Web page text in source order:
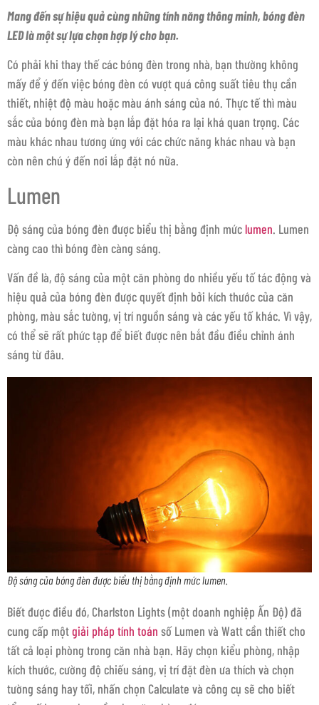
Mang đến sự hiệu quả cùng những tính năng thông minh, bóng đèn
LED là một sự lựa chọn hợp lý cho bạn.
Có phải khi thay thế các bóng đèn trong nhà, bạn thường không
mấy để ý đến việc bóng đèn có vượt quá công suất tiêu thụ cần
thiết, nhiệt độ màu hoặc màu ánh sáng của nó. Thực tế thì màu
sắc của bóng đèn mà bạn lắp đặt hóa ra lại khá quan trọng. Các
màu khác nhau tương ứng với các chức năng khác nhau và bạn
còn nên chú ý đến nơi lắp đặt nó nữa.
Lumen
Độ sáng của bóng đèn được biểu thị bằng định mứclumen. Lumen
càng cao thì bóng đèn càng sáng.
Vấn đề là, độ sáng của một căn phòng do nhiều yếu tố tác động và
hiệu quả của bóng đèn được quyết định bởi kích thước của căn
phòng, màu sắc tường, vị trí nguồn sáng và các yếu tố khác. Vì vậy,
có thể sẽ rất phức tạp để biết được nên bắt đầu điều chỉnh ánh
sáng từ đâu.
Độ sáng của bóng đèn được biểu thị bằng định mức lumen.
Biết được điều đó, Charlston Lights (một doanh nghiệp Ấn Độ) đã
cung cấp mộtgiải pháp tính toán số Lumen và Watt cần thiết cho
tất cả loại phòng trong căn nhà bạn. Hãy chọn kiểu phòng, nhập
kích thước, cường độ chiếu sáng, vị trí đặt đèn ưa thích và chọn
tường sáng hay tối, nhấn chọn Calculate và công cụ sẽ cho biết